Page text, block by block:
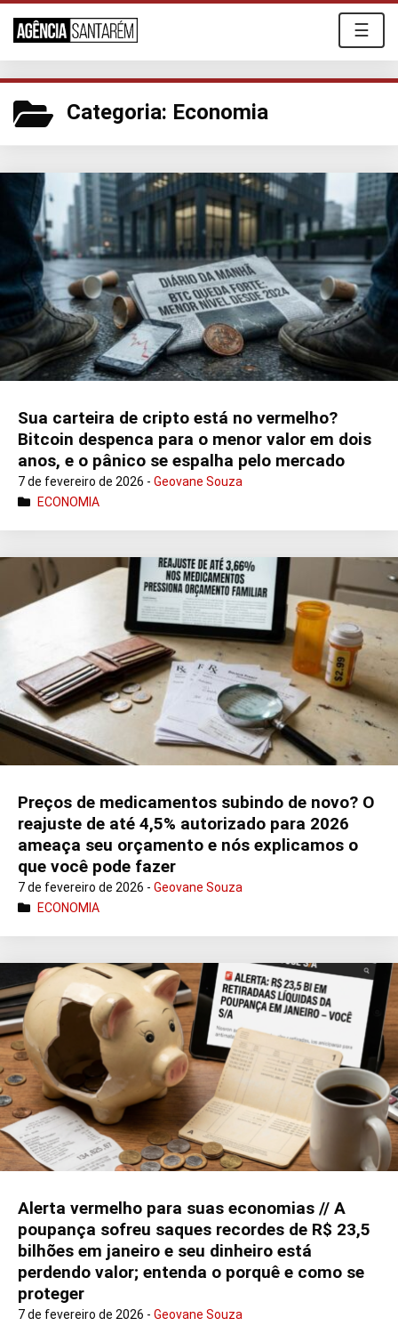
☰
Categoria: Economia
Sua carteira de cripto está no vermelho?
Bitcoin despenca para o menor valor em dois
anos, e o pânico se espalha pelo mercado
7 de fevereiro de 2026 - Geovane Souza
ECONOMIA
Preços de medicamentos subindo de novo? O
reajuste de até 4,5% autorizado para 2026
ameaça seu orçamento e nós explicamos o
que você pode fazer
7 de fevereiro de 2026 - Geovane Souza
ECONOMIA
Alerta vermelho para suas economias // A
poupança sofreu saques recordes de R$ 23,5
bilhões em janeiro e seu dinheiro está
perdendo valor; entenda o porquê e como se
proteger
7 de fevereiro de 2026 - Geovane Souza